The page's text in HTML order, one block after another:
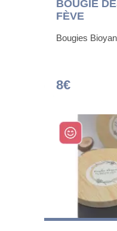
BOUGIE
FÈVE
Bougies
8€